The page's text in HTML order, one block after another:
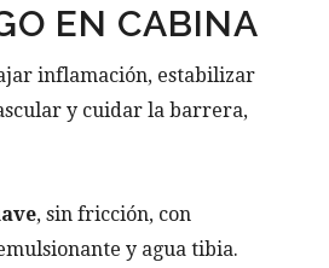
EN CABINA
inflamación, estabilizar
y cuidar la barrera,
, sin fricción, con
y agua tibia.